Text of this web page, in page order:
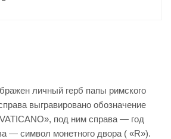
личный герб папы римского
выгравировано обозначение
под ним справа — год
— символ монетного двора ( «R»).